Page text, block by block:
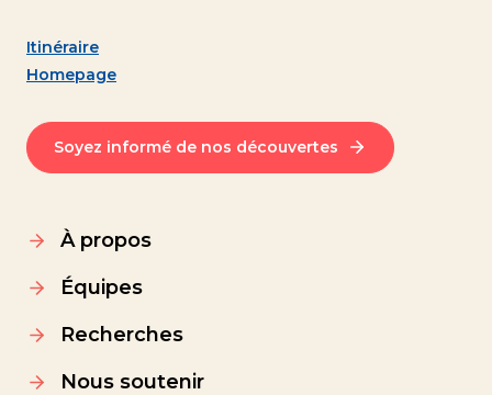
Itinéraire
Homepage
Soyez informé de nos découvertes
À propos
Équipes
Recherches
Nous soutenir